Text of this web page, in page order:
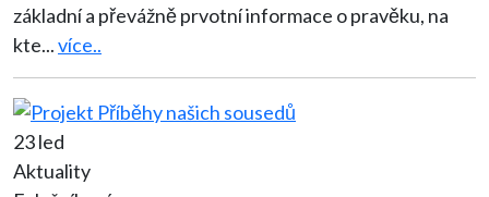
základní a převážně prvotní informace o pravěku, na
kte...více..
23 led
Aktuality